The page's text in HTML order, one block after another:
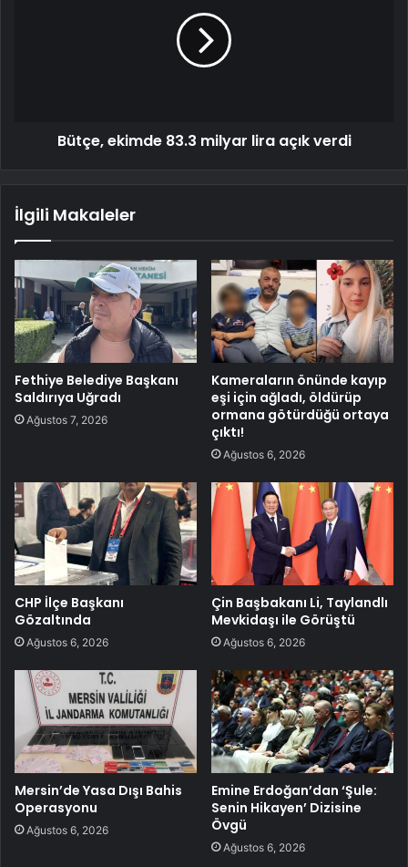
Bütçe, ekimde 83.3 milyar lira açık verdi
İlgili Makaleler
Fethiye Belediye Başkanı
Saldırıya Uğradı
Ağustos 7, 2026
Kameraların önünde kayıp
eşi için ağladı, öldürüp
ormana götürdüğü ortaya
çıktı!
Ağustos 6, 2026
CHP İlçe Başkanı
Gözaltında
Ağustos 6, 2026
Çin Başbakanı Li, Taylandlı
Mevkidaşı ile Görüştü
Ağustos 6, 2026
Mersin’de Yasa Dışı Bahis
Operasyonu
Ağustos 6, 2026
Emine Erdoğan’dan ‘Şule:
Senin Hikayen’ Dizisine
Övgü
Ağustos 6, 2026